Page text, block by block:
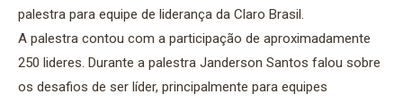
palestra para equipe de liderança da Claro Brasil.
A palestra contou com a participação de aproximadamente
250 lideres. Durante a palestra Janderson Santos falou sobre
os desafios de ser líder, principalmente para equipes